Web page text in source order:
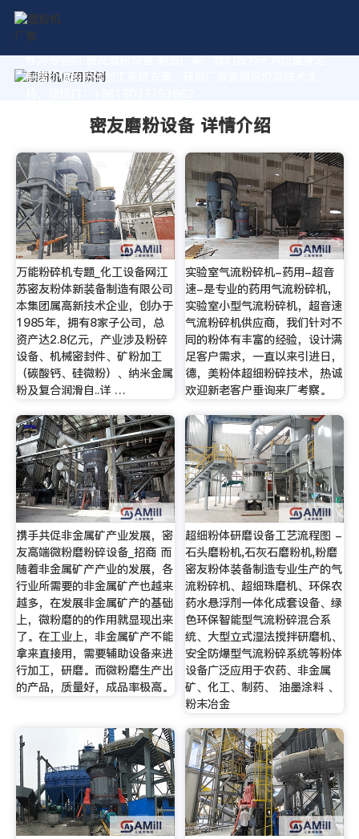
作为专业的 密友磨粉设备 制造厂家，我们致力于为您量身定
制高价值的粉体加工系统方案。获取厂家直销报价及技术支
密友磨粉设备 详情介绍
万能粉碎机专题_化工设备网江
苏密友粉体新装备制造有限公司
本集团属高新技术企业，创办于
1985年，拥有8家子公司，总
资产达2.8亿元，产业涉及粉碎
设备、机械密封件、矿粉加工
（碳酸钙、硅微粉）、纳米金属
粉及复合润滑自..详 …
实验室气流粉碎机-药用-超音
速-是专业的药用气流粉碎机，
实验室小型气流粉碎机，超音速
气流粉碎机供应商，我们针对不
同的粉体有丰富的经验，设计满
足客户需求，一直以来引进日，
德，美粉体超细粉碎技术，热诚
欢迎新老客户垂询来厂考察。
携手共促非金属矿产业发展，密
友高端微粉磨粉碎设备_招商 而
随着非金属矿产产业的发展，各
行业所需要的非金属矿产也越来
越多，在发展非金属矿产的基础
上，微粉磨的的作用就显现出来
了。在工业上，非金属矿产不能
拿来直接用，需要辅助设备来进
行加工，研磨。而微粉磨生产出
的产品，质量好，成品率极高。
超细粉体研磨设备工艺流程图 -
石头磨粉机,石灰石磨粉机,粉磨
密友粉体装备制造专业生产的气
流粉碎机、超细珠磨机、环保农
药水悬浮剂一体化成套设备、绿
色环保智能型气流粉碎混合系
统、大型立式湿法搅拌研磨机、
安全防爆型气流粉碎系统等粉体
设备广泛应用于农药、非金属
矿、化工、制药、 油墨涂料 、
粉末冶金